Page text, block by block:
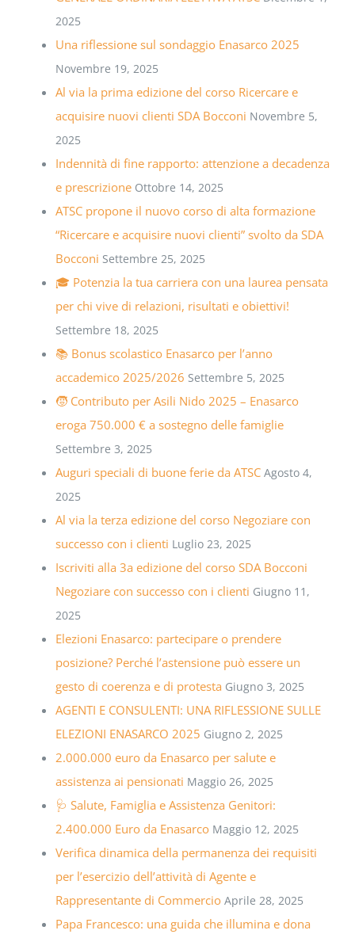
2025
Una riflessione sul sondaggio Enasarco 2025
Novembre 19, 2025
Al via la prima edizione del corso Ricercare e
acquisire nuovi clienti SDA Bocconi Novembre 5,
2025
Indennità di fine rapporto: attenzione a decadenza
e prescrizione Ottobre 14, 2025
ATSC propone il nuovo corso di alta formazione
“Ricercare e acquisire nuovi clienti” svolto da SDA
Bocconi Settembre 25, 2025
🎓 Potenzia la tua carriera con una laurea pensata
per chi vive di relazioni, risultati e obiettivi!
Settembre 18, 2025
📚 Bonus scolastico Enasarco per l’anno
accademico 2025/2026 Settembre 5, 2025
🧒 Contributo per Asili Nido 2025 – Enasarco
eroga 750.000 € a sostegno delle famiglie
Settembre 3, 2025
Auguri speciali di buone ferie da ATSC Agosto 4,
2025
Al via la terza edizione del corso Negoziare con
successo con i clienti Luglio 23, 2025
Iscriviti alla 3a edizione del corso SDA Bocconi
Negoziare con successo con i clienti Giugno 11,
2025
Elezioni Enasarco: partecipare o prendere
posizione? Perché l’astensione può essere un
gesto di coerenza e di protesta Giugno 3, 2025
AGENTI E CONSULENTI: UNA RIFLESSIONE SULLE
ELEZIONI ENASARCO 2025 Giugno 2, 2025
2.000.000 euro da Enasarco per salute e
assistenza ai pensionati Maggio 26, 2025
🩺 Salute, Famiglia e Assistenza Genitori:
2.400.000 Euro da Enasarco Maggio 12, 2025
Verifica dinamica della permanenza dei requisiti
per l’esercizio dell’attività di Agente e
Rappresentante di Commercio Aprile 28, 2025
Papa Francesco: una guida che illumina e dona